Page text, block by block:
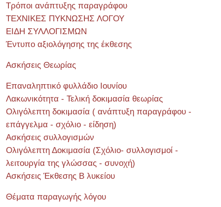
Τρόποι ανάπτυξης παραγράφου
ΤΕΧΝΙΚΕΣ ΠΥΚΝΩΣΗΣ ΛΟΓΟΥ
ΕΙΔΗ ΣΥΛΛΟΓΙΣΜΩΝ
Έντυπο αξιολόγησης της έκθεσης
Ασκήσεις Θεωρίας
Επαναληπτικό φυλλάδιο Ιουνίου
Λακωνικότητα - Τελική δοκιμασία θεωρίας
Ολιγόλεπτη δοκιμασία ( ανάπτυξη παραγράφου -
επάγγελμα - σχόλιο - είδηση)
Ασκήσεις συλλογισμών
Ολιγόλεπτη Δοκιμασία (Σχόλιο- συλλογισμοί -
λειτουργία της γλώσσας - συνοχή)
Ασκήσεις Έκθεσης Β λυκείου
Θέματα παραγωγής λόγου